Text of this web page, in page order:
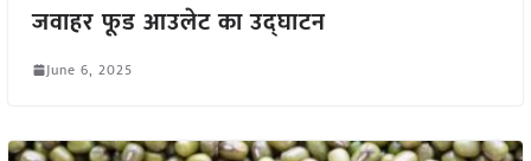
जवाहर फूड आउलेट का उद्घाटन
June 6, 2025